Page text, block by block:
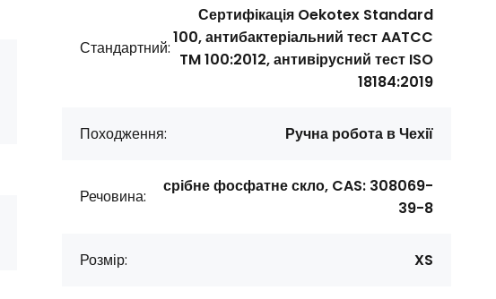
Стандартний:
Сертифікація Oekotex Standard
100, антибактеріальний тест AATCC
TM 100:2012, антивірусний тест ISO
18184:2019
Походження: Ручна робота в Чехії
Речовина:
срібне фосфатне скло, CAS: 308069-
39-8
Розмір: XS